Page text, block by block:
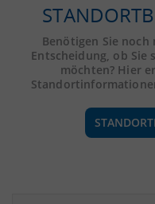
Benötigen Sie
Entscheidung, ob Sie
möchten? Hier